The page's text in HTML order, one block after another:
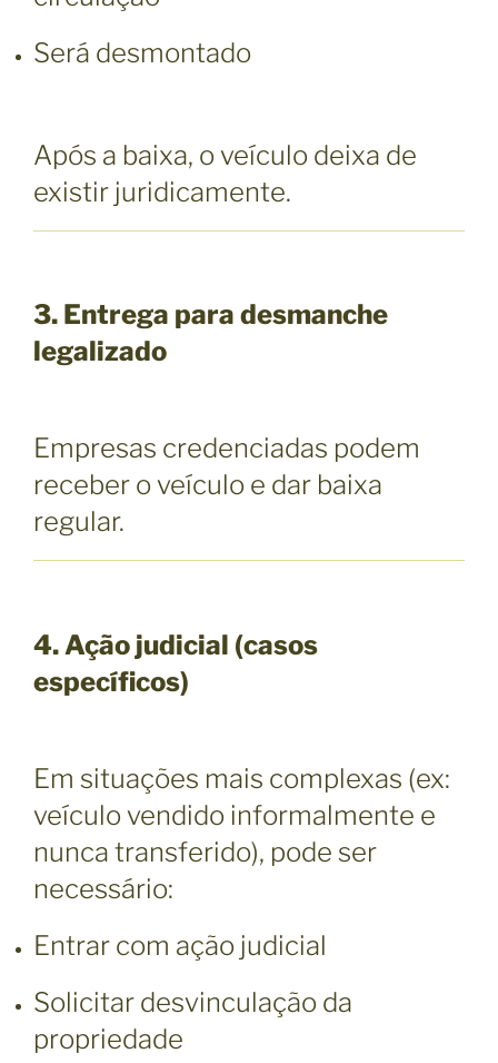
Será desmontado
Após a baixa, o veículo deixa de
existir juridicamente.
3. Entrega para desmanche
legalizado
Empresas credenciadas podem
receber o veículo e dar baixa
regular.
4. Ação judicial (casos
específicos)
Em situações mais complexas (ex:
veículo vendido informalmente e
nunca transferido), pode ser
necessário:
Entrar com ação judicial
Solicitar desvinculação da
propriedade